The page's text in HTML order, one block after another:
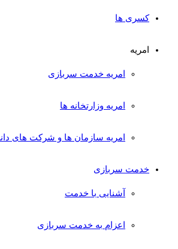
کسری ها
امریه
امریه خدمت سربازی
امریه وزارتخانه ها
امریه سازمان ها و شرکت های دانش
خدمت سربازی
آشنایی با خدمت
اعزام به خدمت سربازی